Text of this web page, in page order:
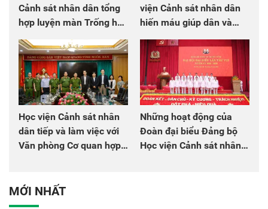
Cảnh sát nhân dân tổng
hợp luyện màn Trống hội
chào mừng Đại hội Đảng
viện Cảnh sát nhân dân
hiến máu giúp dân và
đồng đội
Học viện Cảnh sát nhân
dân tiếp và làm việc với
Văn phòng Cơ quan hợp
Những hoạt động của
Đoàn đại biểu Đảng bộ
Học viện Cảnh sát nhân
MỚI NHẤT